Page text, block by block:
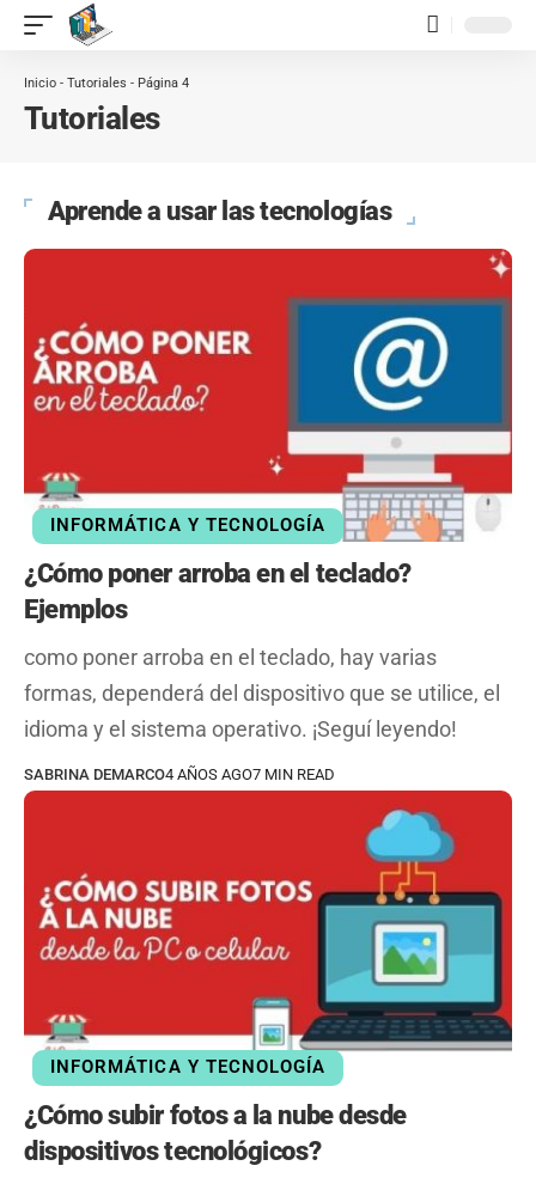
contenido
Inicio - Tutoriales - Página 4
Tutoriales
Aprende a usar las tecnologías
INFORMÁTICA Y TECNOLOGÍA
¿Cómo poner arroba en el teclado?
Ejemplos
como poner arroba en el teclado, hay varias
formas, dependerá del dispositivo que se utilice, el
idioma y el sistema operativo. ¡Seguí leyendo!
SABRINA DEMARCO4 AÑOS AGO7 MIN READ
INFORMÁTICA Y TECNOLOGÍA
¿Cómo subir fotos a la nube desde
dispositivos tecnológicos?